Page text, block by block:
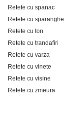
Retete cu spanac
Retete cu sparanghel
Retete cu ton
Retete cu trandafiri
Retete cu varza
Retete cu vinete
Retete cu visine
Retete cu zmeura